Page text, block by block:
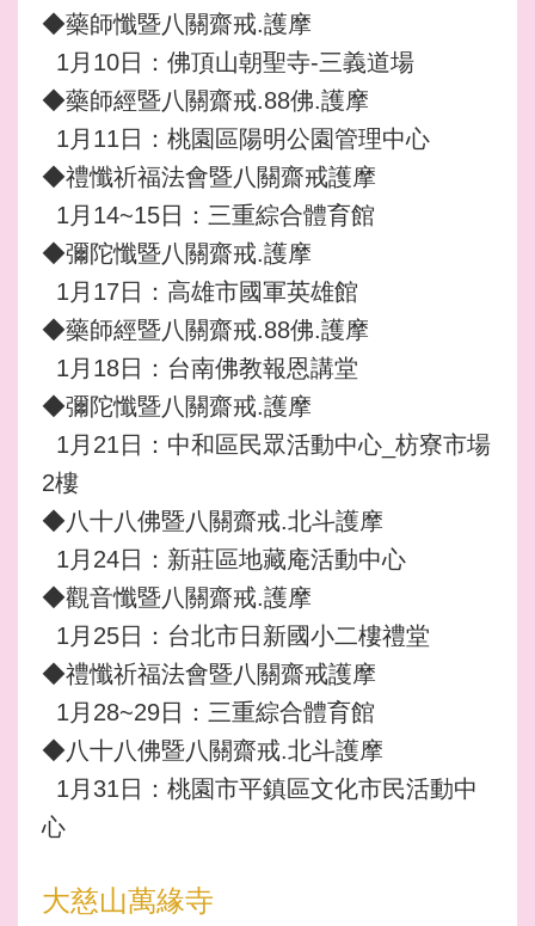
◆藥師懺暨八關齋戒.護摩
1月10日：佛頂山朝聖寺-三義道場
◆藥師經暨八關齋戒.88佛.護摩
1月11日：桃園區陽明公園管理中心
◆禮懺祈福法會暨八關齋戒護摩
1月14~15日：三重綜合體育館
◆彌陀懺暨八關齋戒.護摩
1月17日：高雄市國軍英雄館
◆藥師經暨八關齋戒.88佛.護摩
1月18日：台南佛教報恩講堂
◆彌陀懺暨八關齋戒.護摩
1月21日：中和區民眾活動中心_枋寮市場
2樓
◆八十八佛暨八關齋戒.北斗護摩
1月24日：新莊區地藏庵活動中心
◆觀音懺暨八關齋戒.護摩
1月25日：台北市日新國小二樓禮堂
◆禮懺祈福法會暨八關齋戒護摩
1月28~29日：三重綜合體育館
◆八十八佛暨八關齋戒.北斗護摩
1月31日：桃園市平鎮區文化市民活動中
心
大慈山萬緣寺